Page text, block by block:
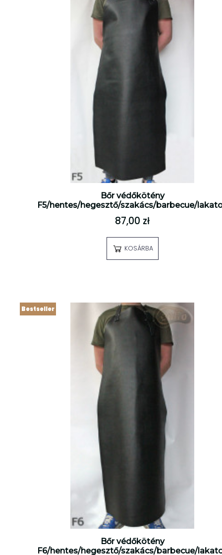
Bőr védőkötény
F5/hentes/hegesztő/szakács/barbecue/
87,00 zł
KOSÁRBA
Bőr védőkötény
F6/hentes/hegesztő/szakács/barbecue/
Bestseller